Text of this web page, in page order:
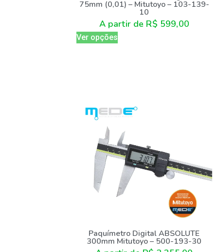
75mm (0,01) – Mitutoyo – 103-139-
10
A partir de R$ 599,00
Ver opções
Paquímetro Digital ABSOLUTE
300mm Mitutoyo – 500-193-30